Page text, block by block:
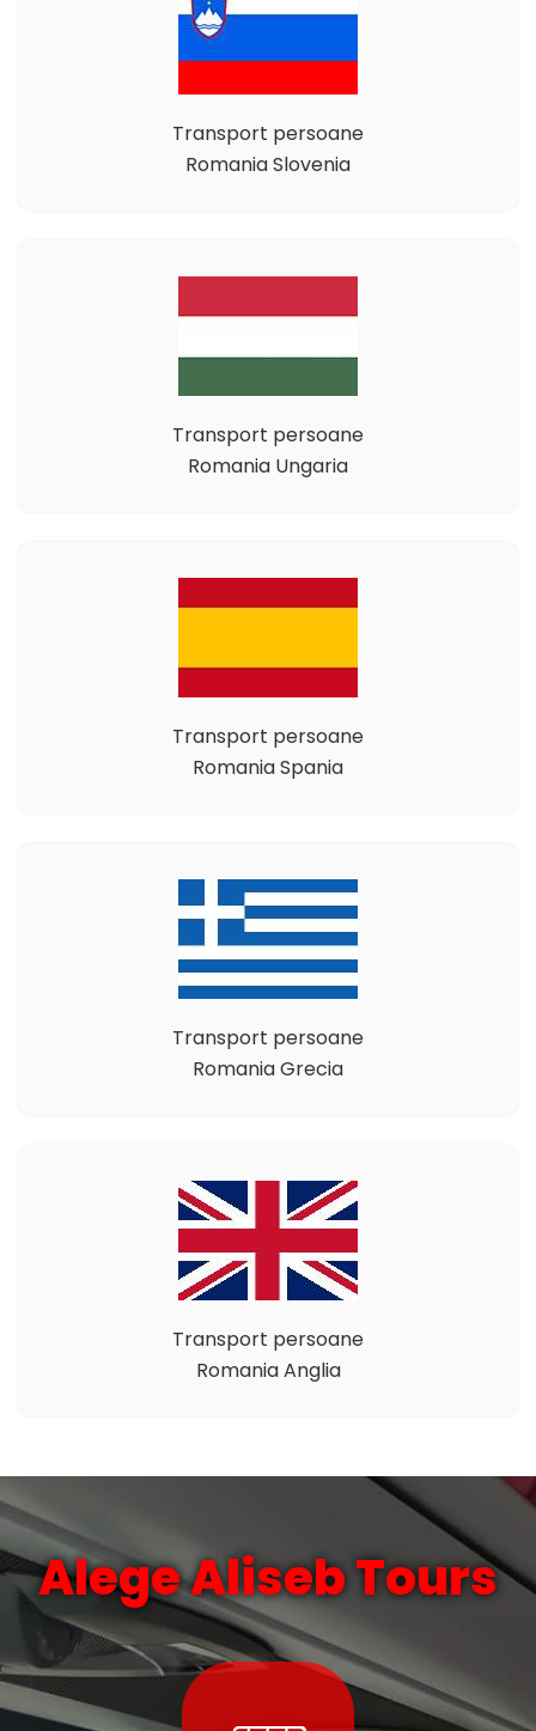
Transport persoane
Romania Slovenia
Transport persoane
Romania Ungaria
Transport persoane
Romania Spania
Transport persoane
Romania Grecia
Transport persoane
Romania Anglia
Alege Aliseb Tours